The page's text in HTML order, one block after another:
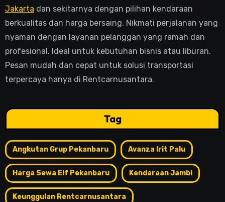
Jakarta dan sekitarnya dengan pilihan kendaraan
berkualitas dan harga bersaing. Nikmati perjalanan yang
nyaman dengan layanan pelanggan yang ramah dan
profesional. Ideal untuk kebutuhan bisnis atau liburan.
Pesan mudah dan cepat untuk solusi transportasi
terpercaya hanya di Rentcarnusantara.
Tag
Angkutan Grup Pekanbaru Avanza Irit Palu
Harga Sewa Elf Pekanbaru Kendaraan Jambi
Keunggulan Rentcarnusantara